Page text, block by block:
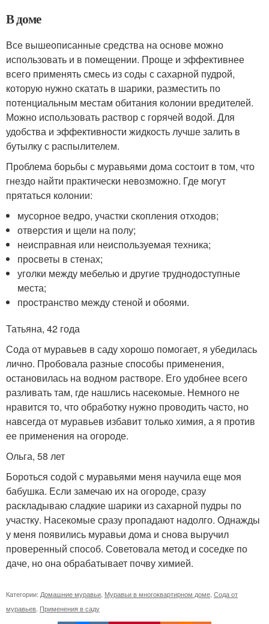
В доме
Все вышеописанные средства на основе можно
использовать и в помещении. Проще и эффективнее
всего применять смесь из соды с сахарной пудрой,
которую нужно скатать в шарики, разместить по
потенциальным местам обитания колонии вредителей.
Можно использовать раствор с горячей водой. Для
удобства и эффективности жидкость лучше залить в
бутылку с распылителем.
Проблема борьбы с муравьями дома состоит в том, что
гнездо найти практически невозможно. Где могут
прятаться колонии:
мусорное ведро, участки скопления отходов;
отверстия и щели на полу;
неисправная или неиспользуемая техника;
просветы в стенах;
уголки между мебелью и другие труднодоступные
места;
пространство между стеной и обоями.
Татьяна, 42 года
Сода от муравьев в саду хорошо помогает, я убедилась
лично. Пробовала разные способы применения,
остановилась на водном растворе. Его удобнее всего
разливать там, где нашлись насекомые. Немного не
нравится то, что обработку нужно проводить часто, но
навсегда от муравьев избавит только химия, а я против
ее применения на огороде.
Ольга, 58 лет
Бороться содой с муравьями меня научила еще моя
бабушка. Если замечаю их на огороде, сразу
раскладываю сладкие шарики из сахарной пудры по
участку. Насекомые сразу пропадают надолго. Однажды
у меня появились муравьи дома и снова выручил
проверенный способ. Советовала метод и соседке по
даче, но она обрабатывает почву химией.
Категории: Домашние муравьи, Муравьи в многоквартирном доме, Сода от
муравьев, Применения в саду